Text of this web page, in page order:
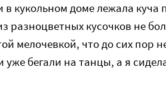
кукольном доме лежала куча
разноцветных кусочков не
мелочевкой, что до сих пор
бегали на танцы, а я